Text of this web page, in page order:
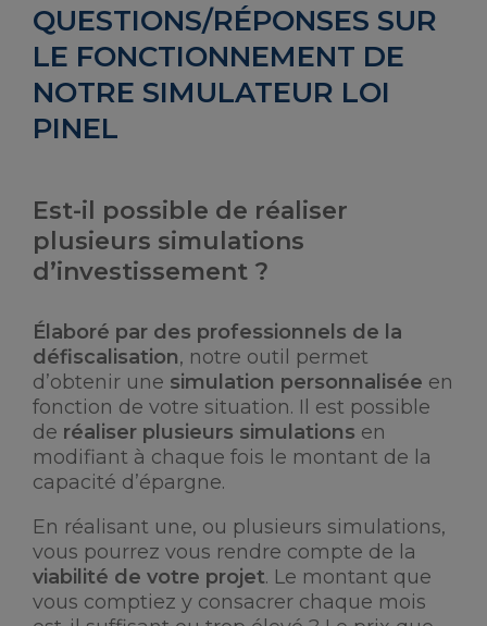
QUESTIONS/RÉPONSES SUR
LE FONCTIONNEMENT DE
NOTRE SIMULATEUR LOI
PINEL
Est-il possible de réaliser
plusieurs simulations
d’investissement ?
Élaboré par des professionnels de la
défiscalisation, notre outil permet
d’obtenir une simulation personnalisée en
fonction de votre situation. Il est possible
de réaliser plusieurs simulations en
modifiant à chaque fois le montant de la
capacité d’épargne.
En réalisant une, ou plusieurs simulations,
vous pourrez vous rendre compte de la
viabilité de votre projet. Le montant que
vous comptiez y consacrer chaque mois